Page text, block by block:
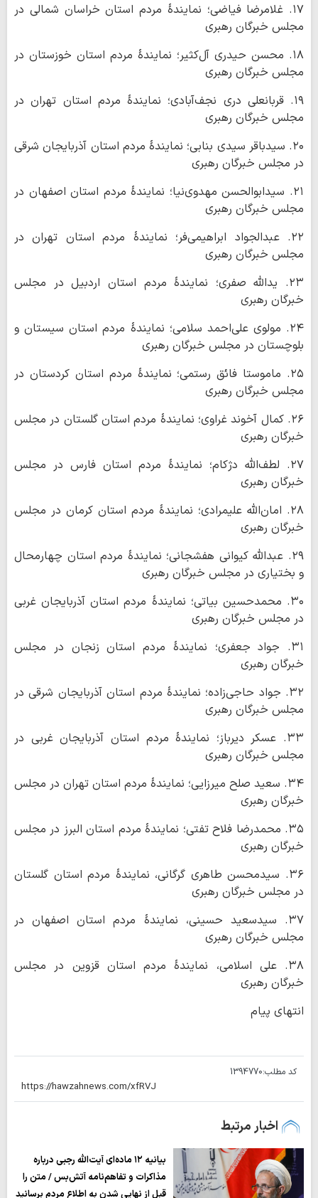
۱۷. غلامرضا فیاضی؛ نمایندۀ مردم استان خراسان شمالی در
مجلس خبرگان رهبری
۱۸. محسن حیدری آل‌کثیر؛ نمایندۀ مردم استان خوزستان در
مجلس خبرگان رهبری
۱۹. قربانعلی دری نجف‌آبادی؛ نمایندۀ مردم استان تهران در
مجلس خبرگان رهبری
۲۰. سیدباقر سیدی بنابی؛ نمایندۀ مردم استان آذربایجان شرقی
در مجلس خبرگان رهبری
۲۱. سیدابوالحسن مهدوی‌نیا؛ نمایندۀ مردم استان اصفهان در
مجلس خبرگان رهبری
۲۲. عبدالجواد ابراهیمی‌فر؛ نمایندۀ مردم استان تهران در
مجلس خبرگان رهبری
۲۳. یدالله صفری؛ نمایندۀ مردم استان اردبیل در مجلس
خبرگان رهبری
۲۴. مولوی علی‌احمد سلامی؛ نمایندۀ مردم استان سیستان و
بلوچستان در مجلس خبرگان رهبری
۲۵. ماموستا فائق رستمی؛ نمایندۀ مردم استان کردستان در
مجلس خبرگان رهبری
۲۶. کمال آخوند غراوی؛ نمایندۀ مردم استان گلستان در مجلس
خبرگان رهبری
٢٧. لطف‌الله دژکام؛ نمایندۀ مردم استان فارس در مجلس
خبرگان رهبری
٢٨. امان‌الله علیمرادی؛ نمایندۀ مردم استان کرمان در مجلس
خبرگان رهبری
۲۹. عبدالله کیوانی هفشجانی؛ نمایندۀ مردم استان چهارمحال
و بختیاری در مجلس خبرگان رهبری
۳۰. محمدحسین بیاتی؛ نمایندۀ مردم استان آذربایجان غربی
در مجلس خبرگان رهبری
۳۱. جواد جعفری؛ نمایندۀ مردم استان زنجان در مجلس
خبرگان رهبری
۳۲. جواد حاجی‌زاده؛ نمایندۀ مردم استان آذربایجان شرقی در
مجلس خبرگان رهبری
۳۳. عسکر دیرباز؛ نمایندۀ مردم استان آذربایجان غربی در
مجلس خبرگان رهبری
۳۴. سعید صلح میرزایی؛ نمایندۀ مردم استان تهران در مجلس
خبرگان رهبری
٣۵. محمدرضا فلاح تفتی؛ نمایندۀ مردم استان البرز در مجلس
خبرگان رهبری
۳۶. سیدمحسن طاهری گرگانی، نمایندۀ مردم استان گلستان
در مجلس خبرگان رهبری
۳۷. سیدسعید حسینی، نمایندۀ مردم استان اصفهان در
مجلس خبرگان رهبری
۳۸. علی اسلامی، نمایندۀ مردم استان قزوین در مجلس
خبرگان رهبری
انتهای پیام
کد مطلب:1394770
اخبار مرتبط
بیانیه ۱۲ ماده‌ای آیت‌الله رجبی درباره
مذاکرات و تفاهم‌نامه آتش‌بس / متن را
قبل از نهایی شدن به اطلاع مردم برسانید